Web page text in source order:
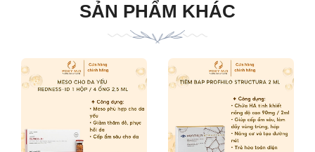
SẢN PHẨM KHÁC